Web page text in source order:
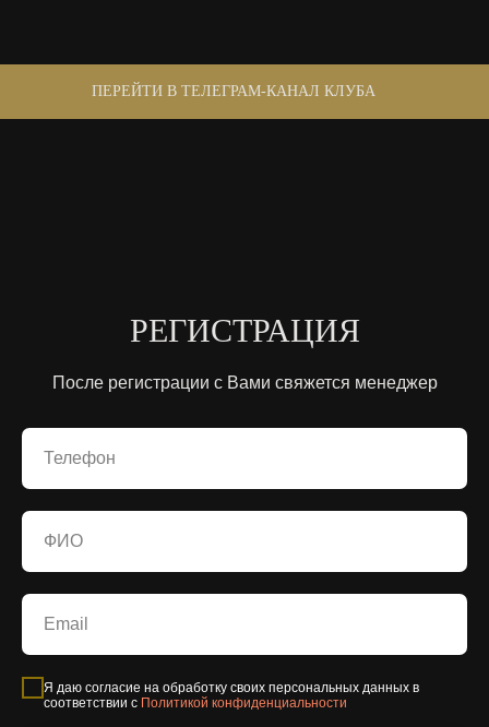
ПЕРЕЙТИ В ТЕЛЕГРАМ-КАНАЛ КЛУБА
РЕГИСТРАЦИЯ
После регистрации с Вами свяжется менеджер
Я даю согласие на обработку своих персональных данных в
соответствии с Политикой конфиденциальности